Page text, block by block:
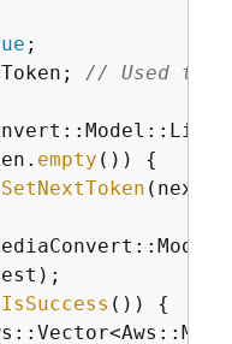
;
// Used to
empty ()) {
SetNextToken
IsSuccess ()) {